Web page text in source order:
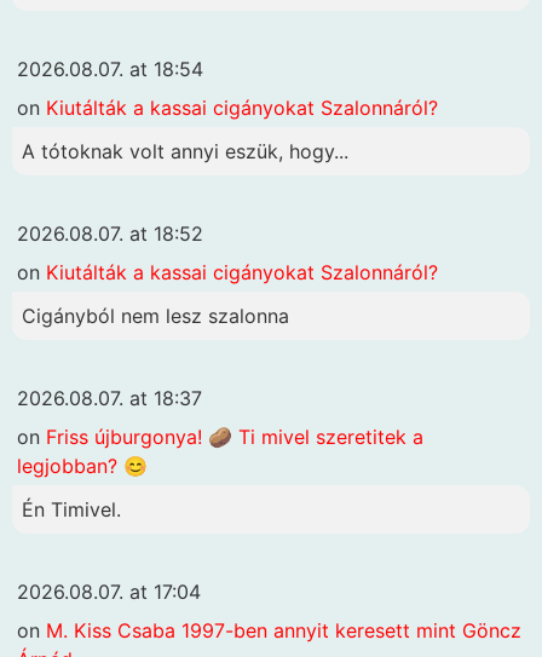
2026.08.07. at 18:54
on Kiutálták a kassai cigányokat Szalonnáról?
A tótoknak volt annyi eszük, hogy...
2026.08.07. at 18:52
on Kiutálták a kassai cigányokat Szalonnáról?
Cigányból nem lesz szalonna
2026.08.07. at 18:37
on Friss újburgonya! 🥔 Ti mivel szeretitek a
legjobban? 😊
Én Timivel.
2026.08.07. at 17:04
on M. Kiss Csaba 1997-ben annyit keresett mint Göncz